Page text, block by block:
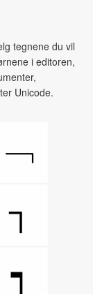
tegnene du vil
i editoren,
Unicode.
﹁
┐
┑